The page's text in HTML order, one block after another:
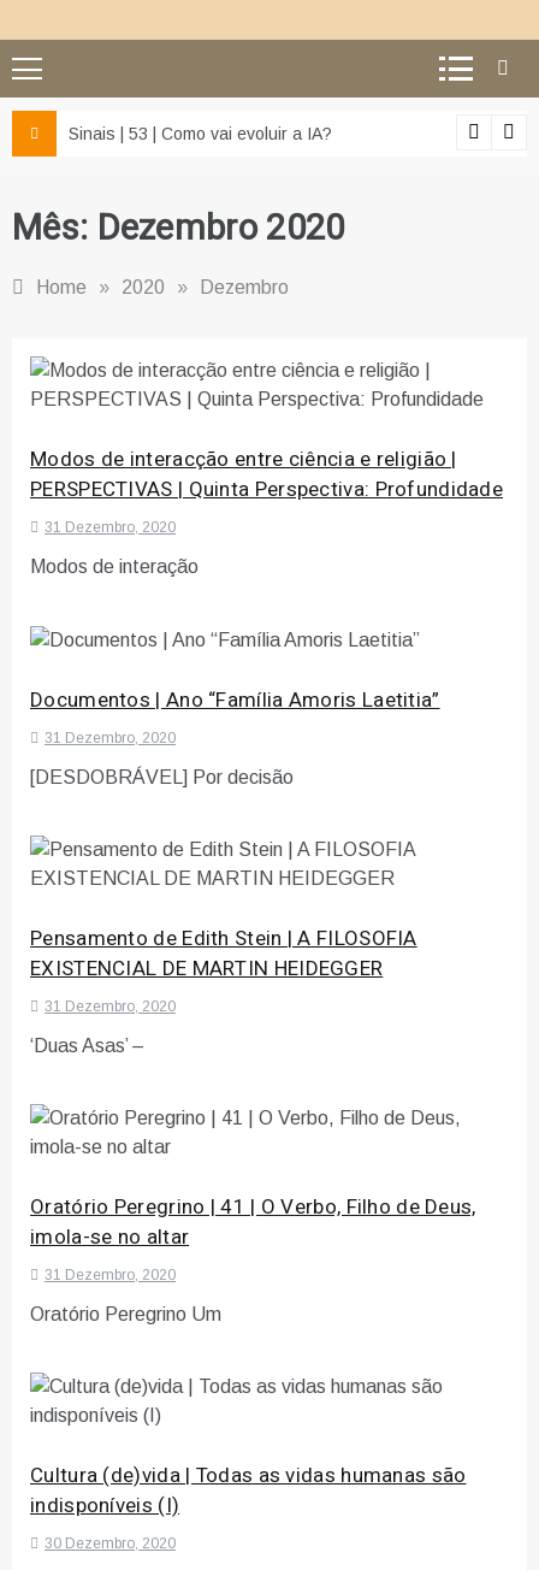
e da misericórdia’
Sinais | 53 | Como vai evoluir a IA?
Mês: Dezembro 2020
Home » 2020 » Dezembro
Modos de interacção entre ciência e religião |
PERSPECTIVAS | Quinta Perspectiva: Profundidade
31 Dezembro, 2020
Modos de interação
Documentos | Ano “Família Amoris Laetitia”
31 Dezembro, 2020
[DESDOBRÁVEL] Por decisão
Pensamento de Edith Stein | A FILOSOFIA
EXISTENCIAL DE MARTIN HEIDEGGER
31 Dezembro, 2020
‘Duas Asas’ –
Oratório Peregrino | 41 | O Verbo, Filho de Deus,
imola-se no altar
31 Dezembro, 2020
Oratório Peregrino Um
Cultura (de)vida | Todas as vidas humanas são
indisponíveis (I)
30 Dezembro, 2020